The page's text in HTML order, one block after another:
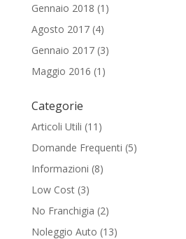
Gennaio 2018 (1)
Agosto 2017(4)
Gennaio 2017(3)
Maggio 2016 (1)
Categorie
Articoli Utili (11)
Domande Frequenti (5)
Informazioni (8)
Low Cost(3)
No Franchigia (2)
Noleggio Auto (13)